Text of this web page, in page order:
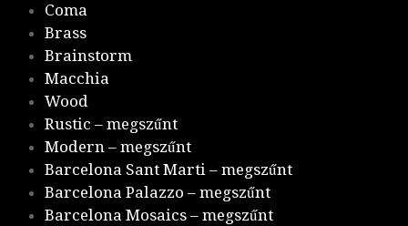
Coma
Brass
Brainstorm
Macchia
Wood
Rustic – megszűnt
Modern – megszűnt
Barcelona Sant Marti – megszűnt
Barcelona Palazzo – megszűnt
Barcelona Mosaics – megszűnt